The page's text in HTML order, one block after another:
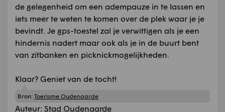
de gelegenheid om een adempauze in te lassen en
iets meer te weten te komen over de plek waar je je
bevindt. Je gps-toestel zal je verwittigen als je een
hindernis nadert maar ook als je in de buurt bent
van zitbanken en picknickmogelijkheden.
Klaar? Geniet van de tocht!
Bron: Toerisme Oudenaarde
Auteur: Stad Oudenaarde